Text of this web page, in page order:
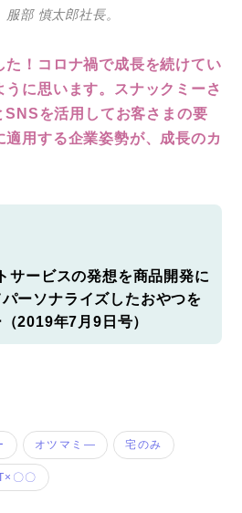
部 慎太郎社長。
た！コロナ禍で成長を続けてい
うに思います。スナックミーさ
SNSを活用してお客さまの要
用する企業姿勢が、成長のカ
サービスの発想を商品開発に
ーソナライズしたおやつを
2019年7月9日号）
オツマミ― 宅のみ
〇〇